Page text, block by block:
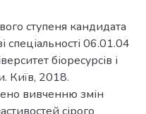
ступеня кандидата
спеціальності 06.01.04
біоресурсів і
Київ, 2018.
вивченню змін